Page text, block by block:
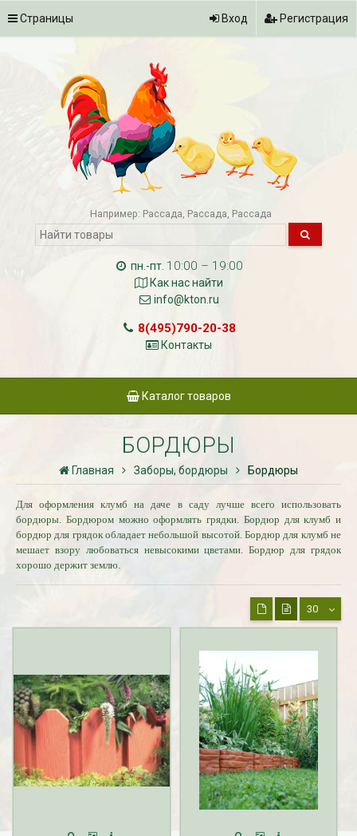
Страницы Вход Регистрация
Например: Рассада Рассада Рассада
пн.-пт. 10:00 – 19:00
Как нас найти
info@kton.ru
8(495)790-20-38
Контакты
Каталог товаров
БОРДЮРЫ
Главная Заборы, бордюры Бордюры
Для оформления клумб на даче в саду лучше всего использовать
бордюры. Бордюром можно оформлять грядки. Бордюр для клумб и
бордюр для грядок обладает небольшой высотой. Бордюр для клумб не
мешает взору любоваться невысокими цветами. Бордюр для грядок
хорошо держит землю.
30